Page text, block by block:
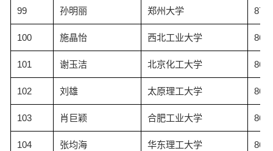
99 孙明丽 郑州大学
100 施晶怡 西北工业大学
101 谢玉洁 北京化工大学
102 刘雄 太原理工大学
103 肖巨颖 合肥工业大学
104 张均海 华东理工大学